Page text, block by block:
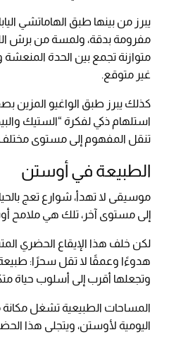
يبرز من بينها طبق الهاماتشي
مفرومة بدقة، ولمسة من برش
متوازنة تجمع بين الحدة
غير متوقع.
كذلك يبرز طبق الواغيو المزين
استلهام ذكي لفكرة “الستيك
تنقل المفهوم إلى مستوى
الطبيعة في أوستن
موسيقى لا تهدأ، شوارع تعج
إلى مستوى آخر، تلك هي ملامح
لكن خلف هذا الإيقاع الحضري
هدوءًا وعمقًا لا تقل سحرًا: طبيعة
وتجعلها أقرب إلى أسلوب حياة
المساحات الطبيعية تشغل مكانة